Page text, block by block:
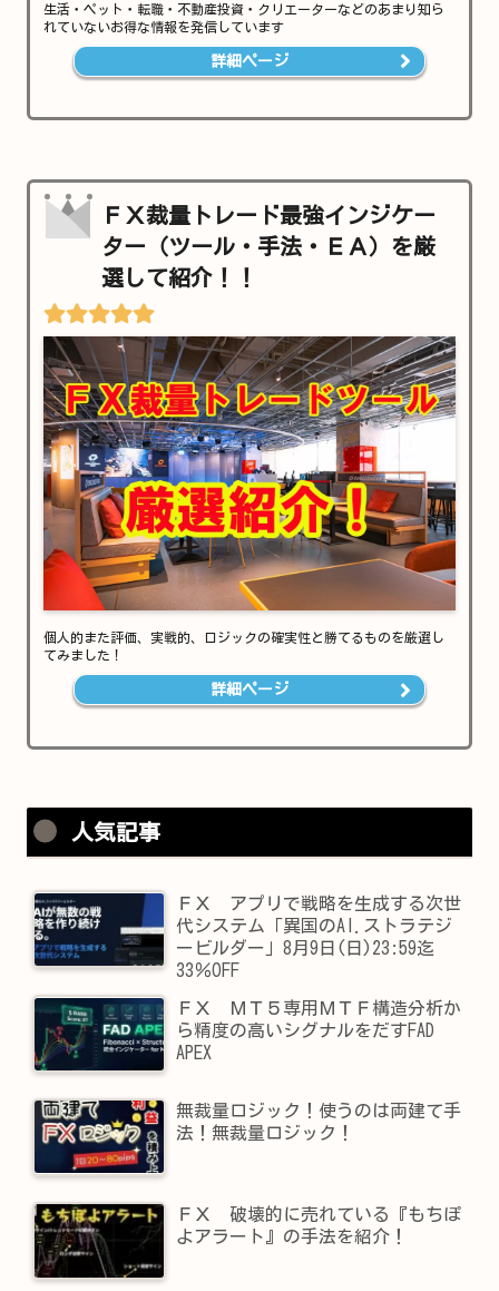
生活・ペット・転職・不動産投資・クリエーターなどのあまり知ら
れていないお得な情報を発信しています
詳細ページ
ＦＸ裁量トレード最強インジケー
ター（ツール・手法・ＥＡ）を厳
選して紹介！！
個人的また評価、実戦的、ロジックの確実性と勝てるものを厳選し
てみました！
詳細ページ
人気記事
ＦＸ アプリで戦略を生成する次世
代システム「異国のAI.ストラテジ
ービルダー」8月9日(日)23:59迄
33％OFF
ＦＸ ＭＴ５専用ＭＴＦ構造分析か
ら精度の高いシグナルをだすFAD
APEX
無裁量ロジック！使うのは両建て手
法！無裁量ロジック！
ＦＸ 破壊的に売れている『もちぽ
よアラート』の手法を紹介！